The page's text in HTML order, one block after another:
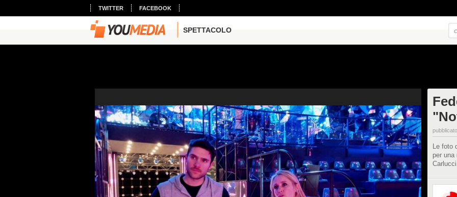
TWITTER FACEBOOK
SPETTACOLO
Le foto
per